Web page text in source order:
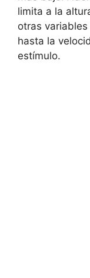
limita a la
otras
hasta la
estímulo.